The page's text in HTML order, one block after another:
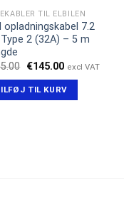
TIL ELBILEN
opladningskabel 7.2
2 (32A) – 5 m
Den
pris
var:
€145.00Den
pris
er:
excl VAT
TIL KURV